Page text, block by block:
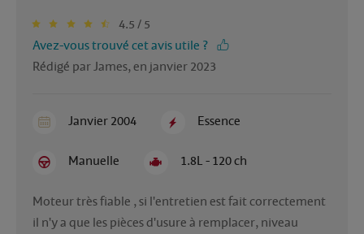
4.5 / 5
Avez-vous trouvé cet avis utile ?
Rédigé par James, en janvier 2023
Janvier 2004 Essence
Manuelle 1.8L - 120 ch
Moteur très fiable , si l'entretien est fait correctement
il n'y a que les pièces d'usure à remplacer, niveau